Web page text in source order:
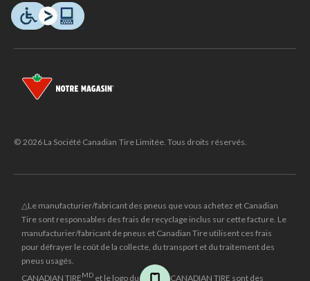
© 2026 La Société Canadian Tire Limitée. Tous droits réservés.
△Le manufacturier/fabricant des pneus que vous achetez et Canadian
Tire sont responsables des frais de recyclage inclus sur cette facture. Le
manufacturier/fabricant de pneus et Canadian Tire utilisent ces frais
pour défrayer le coût de la collecte, du transport et du traitement des
pneus usagés.
CANADIAN TIREMD et le logo du triangle CANADIAN TIRE sont des